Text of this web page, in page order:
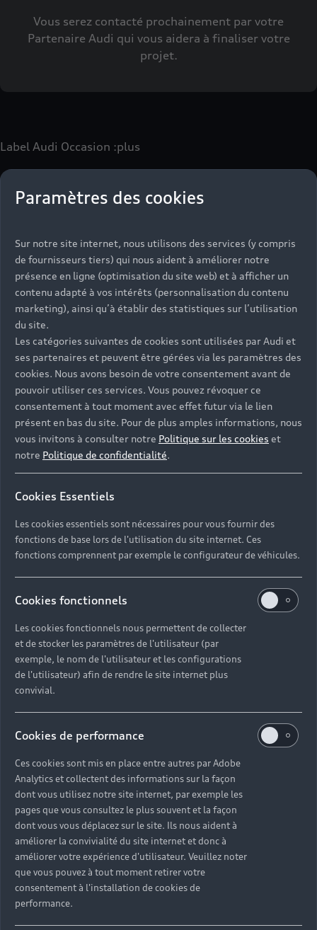
Vous serez contacté prochainement par votre
Partenaire Audi qui vous aidera à finaliser votre
projet.
Label Audi Occasion :plus
Le label Audi Occasion:plusvous permet d’acquérir un
véhicules neufs :
- Jusqu'à 130 points de contrôle spécifiques à chaque
motorisation
- Garantie jusqu’à 24 mois et kilométrage illimité
- Assistance 24/7 en France et en Europe
Découvrez également toutes nos offres d’entretien
partir de 19€/mois
Les réponses à vos
questions
Découvrez les réponses à vos diverses questions
immédiatement disponibles avec Audi.
Découvrez toutes les catégories d’Audi d’occasion
Découvrez les déclinaisons sportives S et RS
Trouvez votre Partenaire Audi près de chez vous
Trouvez votre Audi d’occasion par modèle et par
ville
Paramètres des cookies
Sur notre site internet, nous utilisons des services (y compris
de fournisseurs tiers) qui nous aident à améliorer notre
présence en ligne (optimisation du site web) et à afficher un
contenu adapté à vos intérêts (personnalisation du contenu
marketing), ainsi qu’à établir des statistiques sur l’utilisation
du site.
Les catégories suivantes de cookies sont utilisées par Audi et
ses partenaires et peuvent être gérées via les paramètres des
cookies. Nous avons besoin de votre consentement avant de
pouvoir utiliser ces services. Vous pouvez révoquer ce
consentement à tout moment avec effet futur via le lien
présent en bas du site. Pour de plus amples informations, nous
vous invitons à consulter notre Politique sur les cookies et
notre Politique de confidentialité.
Cookies Essentiels
Les cookies essentiels sont nécessaires pour vous fournir des
fonctions de base lors de l'utilisation du site internet. Ces
fonctions comprennent par exemple le configurateur de véhicules.
Cookies fonctionnels
Les cookies fonctionnels nous permettent de collecter
et de stocker les paramètres de l'utilisateur (par
exemple, le nom de l'utilisateur et les configurations
de l'utilisateur) afin de rendre le site internet plus
convivial.
Cookies de performance
Ces cookies sont mis en place entre autres par Adobe
Analytics et collectent des informations sur la façon
dont vous utilisez notre site internet, par exemple les
pages que vous consultez le plus souvent et la façon
dont vous vous déplacez sur le site. Ils nous aident à
améliorer la convivialité du site internet et donc à
améliorer votre expérience d'utilisateur. Veuillez noter
que vous pouvez à tout moment retirer votre
consentement à l'installation de cookies de
performance.